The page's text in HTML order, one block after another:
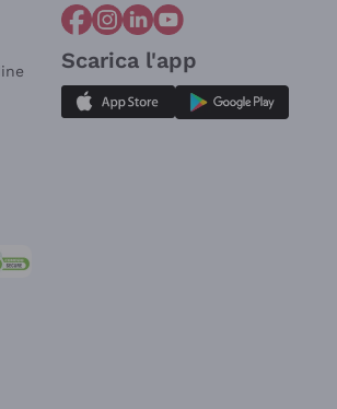
Scarica l'app